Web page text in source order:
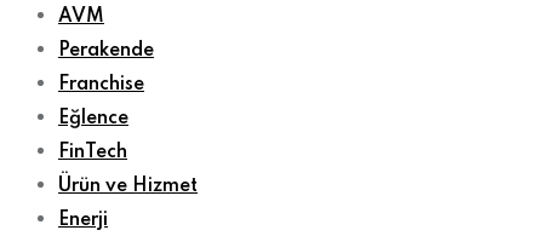
AVM
Perakende
Franchise
Eğlence
FinTech
Ürün ve Hizmet
Enerji